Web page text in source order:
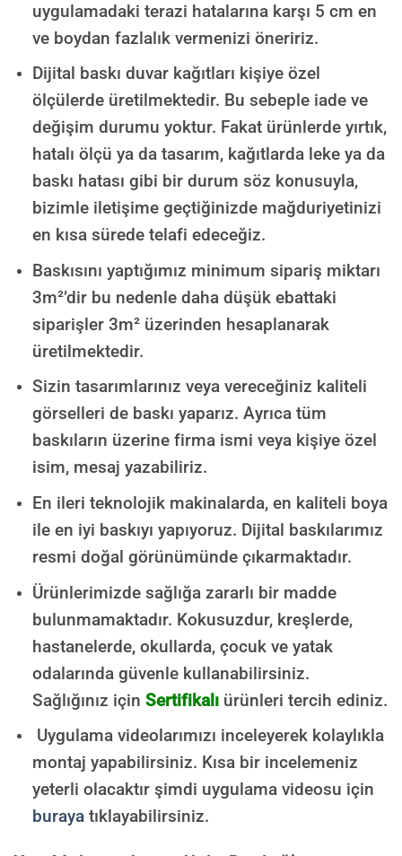
uygulamadaki terazi hatalarına karşı 5 cm en
ve boydan fazlalık vermenizi öneririz.
Dijital baskı duvar kağıtları kişiye özel
ölçülerde üretilmektedir. Bu sebeple iade ve
değişim durumu yoktur. Fakat ürünlerde yırtık,
hatalı ölçü ya da tasarım, kağıtlarda leke ya da
baskı hatası gibi bir durum söz konusuyla,
bizimle iletişime geçtiğinizde mağduriyetinizi
en kısa sürede telafi edeceğiz.
Baskısını yaptığımız minimum sipariş miktarı
3m²’dir bu nedenle daha düşük ebattaki
siparişler 3m² üzerinden hesaplanarak
üretilmektedir.
Sizin tasarımlarınız veya vereceğiniz kaliteli
görselleri de baskı yaparız. Ayrıca tüm
baskıların üzerine firma ismi veya kişiye özel
isim, mesaj yazabiliriz.
En ileri teknolojik makinalarda, en kaliteli boya
ile en iyi baskıyı yapıyoruz. Dijital baskılarımız
resmi doğal görünümünde çıkarmaktadır.
Ürünlerimizde sağlığa zararlı bir madde
bulunmamaktadır. Kokusuzdur, kreşlerde,
hastanelerde, okullarda, çocuk ve yatak
odalarında güvenle kullanabilirsiniz.
Sağlığınız için Sertifikalıürünleri tercih ediniz.
Uygulama videolarımızı inceleyerek kolaylıkla
montaj yapabilirsiniz. Kısa bir incelemeniz
yeterli olacaktır şimdi uygulama videosu için
burayatıklayabilirsiniz.